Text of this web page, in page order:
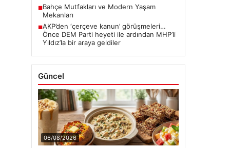
■Bahçe Mutfakları ve Modern Yaşam
Mekanları
■AKP’den ‘çerçeve kanun’ görüşmeleri…
Önce DEM Parti heyeti ile ardından MHP’li
Yıldız’la bir araya geldiler
Güncel
06/08/2026